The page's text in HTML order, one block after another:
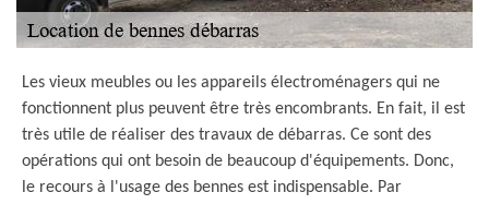
Les vieux meubles ou les appareils électroménagers qui ne
fonctionnent plus peuvent être très encombrants. En fait, il est
très utile de réaliser des travaux de débarras. Ce sont des
opérations qui ont besoin de beaucoup d'équipements. Donc,
le recours à l'usage des bennes est indispensable. Par